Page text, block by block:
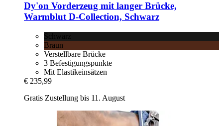
Dy'on Vorderzeug mit langer Brücke,
Warmblut D-​Collection, Schwarz
Schwarz
Braun
Verstellbare Brücke
3 Befestigungspunkte
Mit Elastikeinsätzen
€ 235,99
Gratis Zustellung bis 11. August